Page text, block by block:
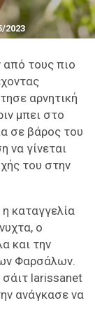
2023
τους πιο
αρνητική
μπει στο
σε βάρος του
να γίνεται
του στην
καταγγελία
ο
και την
Φαρσάλων.
larissanet
ανάγκασε να